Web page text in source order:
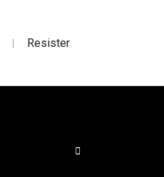
| Resister